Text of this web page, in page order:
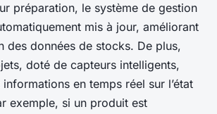
préparation, le système de gestion
mis à jour, améliorant
des données de stocks. De plus,
doté de capteurs intelligents,
en temps réel sur l’état
exemple, si un produit est